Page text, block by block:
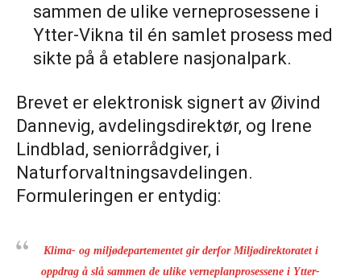
sammen de ulike verneprosessene i
Ytter-Vikna til én samlet prosess med
sikte på å etablere nasjonalpark.
Brevet er elektronisk signert av Øivind
Dannevig, avdelingsdirektør, og Irene
Lindblad, seniorrådgiver, i
Naturforvaltningsavdelingen.
Formuleringen er entydig:
Klima- og miljødepartementet gir derfor Miljødirektoratet i
oppdrag å slå sammen de ulike verneplanprosessene i Ytter-